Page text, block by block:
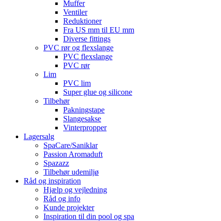
Muffer
Ventiler
Reduktioner
Fra US mm til EU mm
Diverse fittings
PVC rør og flexslange
PVC flexslange
PVC rør
Lim
PVC lim
Super glue og silicone
Tilbehør
Pakningstape
Slangesakse
Vinterpropper
Lagersalg
SpaCare/Saniklar
Passion Aromaduft
Spazazz
Tilbehør udemiljø
Råd og inspiration
Hjælp og vejledning
Råd og info
Kunde projekter
Inspiration til din pool og spa